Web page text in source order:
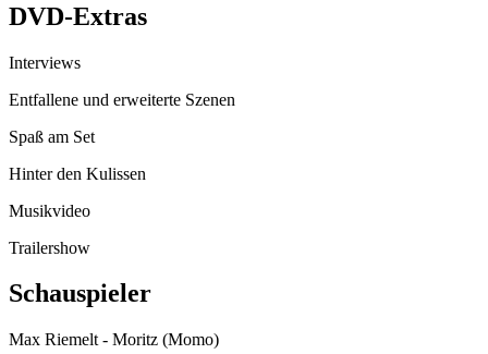
DVD-Extras
Interviews
Entfallene und erweiterte Szenen
Spaß am Set
Hinter den Kulissen
Musikvideo
Trailershow
Schauspieler
Max Riemelt - Moritz (Momo)